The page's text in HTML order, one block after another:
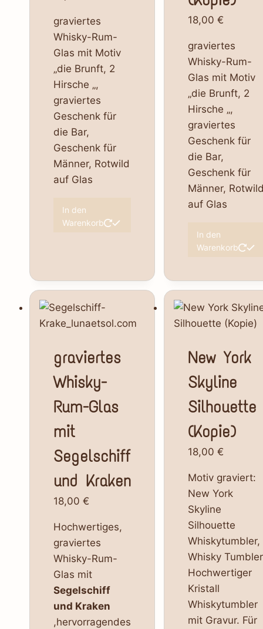
graviertes
Whisky-Rum-
Glas mit Motiv
„die Brunft, 2
Hirsche „,
graviertes
Geschenk für
die Bar,
Geschenk für
Männer, Rotwild
auf Glas
In den
Warenkorb
18,00 €
graviertes
Whisky-Rum-
Glas mit Motiv
„die Brunft, 2
Hirsche „,
graviertes
Geschenk für
die Bar,
Geschenk für
Männer,
auf Glas
In den
Warenkorb
graviertes
Whisky-
Rum-Glas
mit
Segelschiff
und Kraken
18,00 €
Hochwertiges,
graviertes
Whisky-Rum-
Glas mit
Segelschiff
und Kraken
,hervorragendes
New York
Skyline
Silhouette
(Kopie)
18,00 €
Motiv graviert:
New York
Skyline
Silhouette
Whiskytumbler,
Whisky Tumbler
Hochwertiger
Kristall
Whiskytumbler
mit Gravur. Für